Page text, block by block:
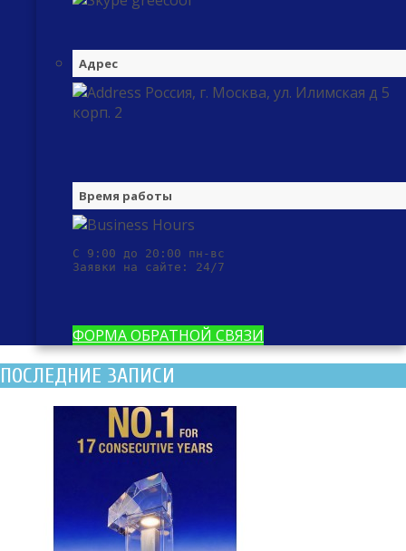
Адрес
Россия, г. Москва, ул. Илимская д 5
корп. 2
Время работы
С 9:00 до 20:00 пн-вс
Заявки на сайте: 24/7
ФОРМА ОБРАТНОЙ СВЯЗИ
ПОСЛЕДНИЕ ЗАПИСИ